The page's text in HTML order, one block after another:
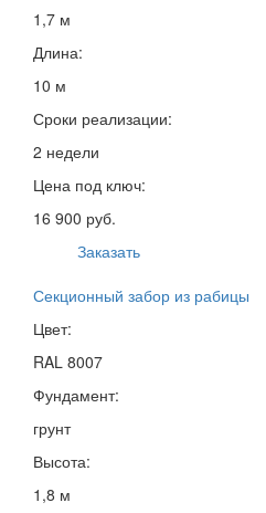
1,7 м
Длина:
10 м
Сроки реализации:
2 недели
Цена под ключ:
16 900 руб.
Заказать
Секционный забор из рабицы
Цвет:
RAL 8007
Фундамент:
грунт
Высота:
1,8 м